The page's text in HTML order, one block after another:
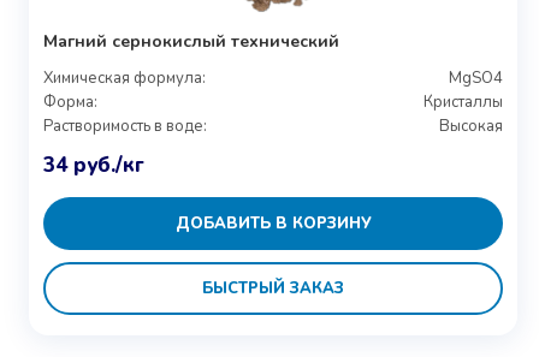
Магний сернокислый технический
Химическая формула:
MgSO4
Форма:
Кристаллы
Растворимость в воде:
Высокая
34 руб./кг
ДОБАВИТЬ В КОРЗИНУ
БЫСТРЫЙ ЗАКАЗ